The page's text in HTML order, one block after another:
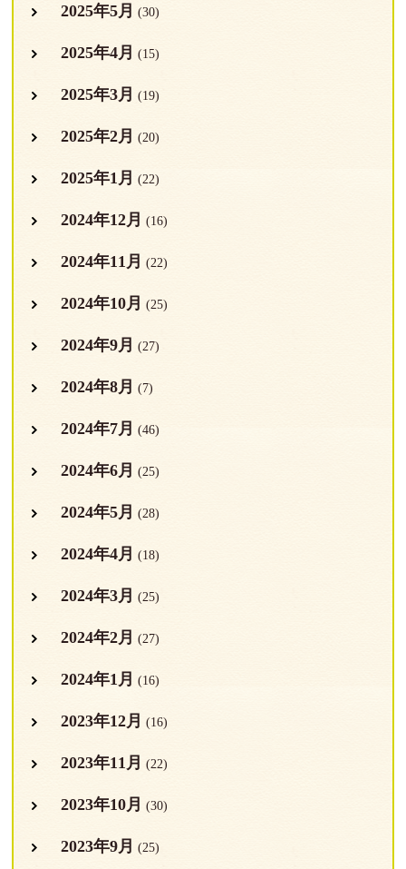
2025年5月 (30)
2025年4月 (15)
2025年3月 (19)
2025年2月 (20)
2025年1月 (22)
2024年12月 (16)
2024年11月 (22)
2024年10月 (25)
2024年9月 (27)
2024年8月 (7)
2024年7月 (46)
2024年6月 (25)
2024年5月 (28)
2024年4月 (18)
2024年3月 (25)
2024年2月 (27)
2024年1月 (16)
2023年12月 (16)
2023年11月 (22)
2023年10月 (30)
2023年9月 (25)